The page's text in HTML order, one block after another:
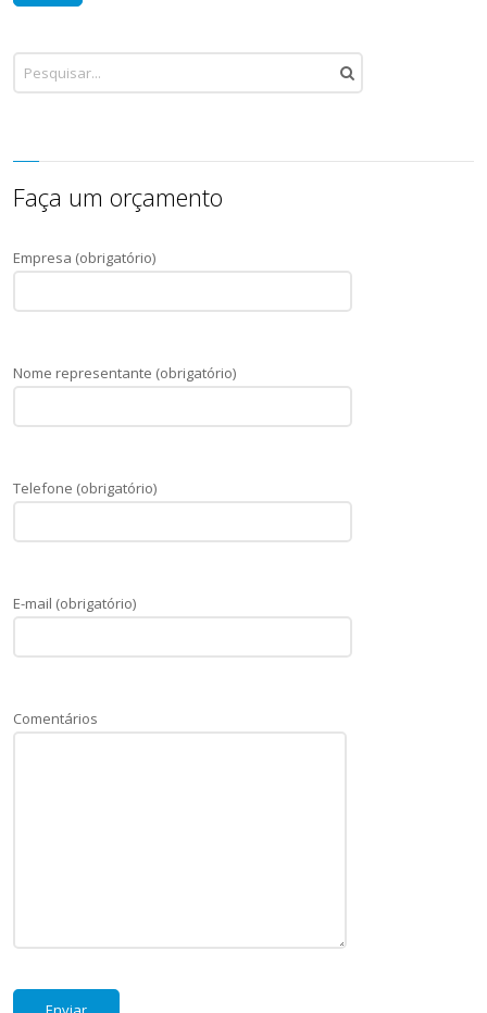
Faça um orçamento
Empresa (obrigatório)
Nome representante (obrigatório)
Telefone (obrigatório)
E-mail (obrigatório)
Comentários